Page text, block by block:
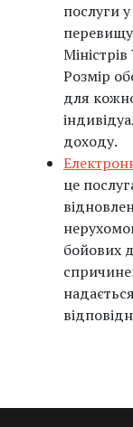
послуги
Розмір
для
доходу.
це
бойових